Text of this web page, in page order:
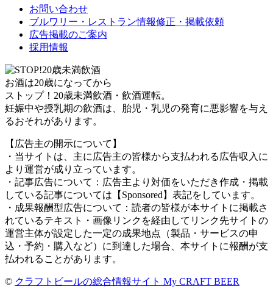
お問い合わせ
ブルワリー・レストラン情報修正・掲載依頼
広告掲載のご案内
採用情報
お酒は20歳になってから
ストップ！20歳未満飲酒・飲酒運転。
妊娠中や授乳期の飲酒は、胎児・乳児の発育に悪影響を与え
るおそれがあります。
【広告主の開示について】
・当サイトは、主に広告主の皆様から支払われる広告収入に
より運営が成り立っています。
・記事広告について：広告主より対価をいただき作成・掲載
している記事については【Sponsored】表記をしています。
・成果報酬型広告について：読者の皆様が本サイトに掲載さ
れているテキスト・画像リンクを経由してリンク先サイトの
運営主体が設定した一定の成果地点（製品・サービスの申
込・予約・購入など）に到達した場合、本サイトに報酬が支
払われることがあります。
© クラフトビールの総合情報サイト My CRAFT BEER